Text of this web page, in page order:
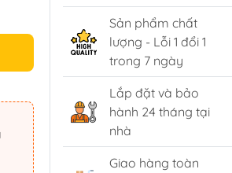
Sản phẩm chất
lượng - Lỗi 1 đổi 1
trong 7 ngày
Lắp đặt và bảo
hành 24 tháng tại
nhà
Giao hàng toàn